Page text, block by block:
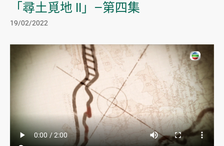
「尋土覓地 II」—第四集
19/02/2022